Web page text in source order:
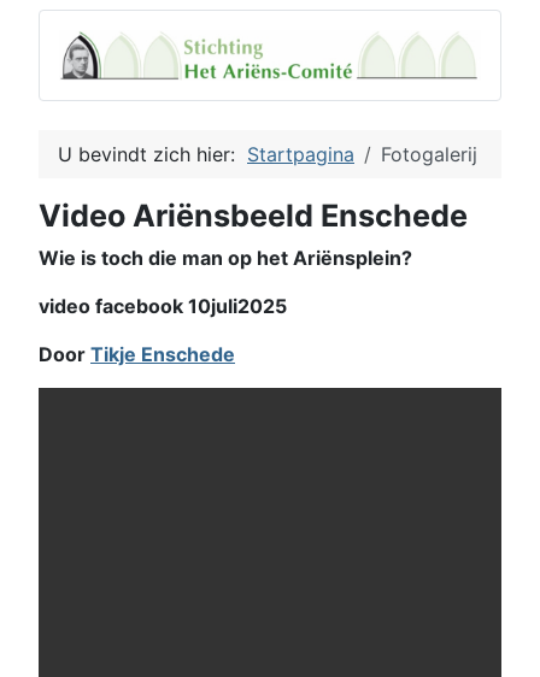
U bevindt zich hier: Startpagina Fotogalerij
Video Ariënsbeeld Enschede
Wie is toch die man op het Ariënsplein?
video facebook 10juli2025
Door Tikje Enschede